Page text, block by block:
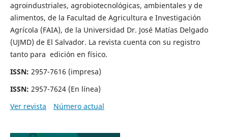
agroindustriales, agrobiotecnológicas, ambientales y de
alimentos, de la Facultad de Agricultura e Investigación
Agrícola (FAIA), de la Universidad Dr. José Matías Delgado
(UJMD) de El Salvador. La revista cuenta con su registro
tanto para edición en físico.
ISSN: 2957-7616 (impresa)
ISSN: 2957-7624 (En línea)
Ver revista
Número actual